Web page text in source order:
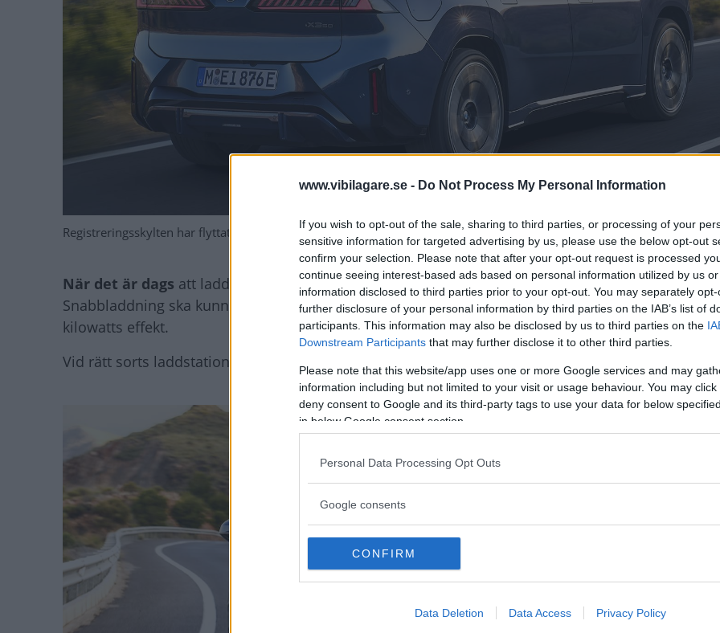
www.vibilagare.se - Do Not Process My Personal Information
If you wish to opt-out of the sale, sharing to third parties, or processing of your
sensitive information for targeted advertising by us, please use the below opt-out
confirm your selection. Please note that after your opt-out request is processed
continue seeing interest-based ads based on personal information utilized by us
information disclosed to third parties prior to your opt-out. You may separately
further disclosure of your personal information by third parties on the IAB’s list of
participants. This information may also be disclosed by us to third parties on the
Downstream Participants that may further disclose it to other third parties.
Please note that this website/app uses one or more Google services and may
information including but not limited to your visit or usage behaviour. You may
deny consent to Google and its third-party tags to use your data for below
in below Google consent section.
Personal Data Processing Opt Outs
Google consents
CONFIRM
Data Deletion Data Access Privacy Policy
Registreringsskylten har flyttats ned under bakluckan för att ge plats åt breda baklyktor.
När det är dags att ladda ska bilen känna av det och automatiskt knuffa upp laddluckan på
Snabbladdning ska kunna starta automatiskt om betalkortet är inlagt i förväg och kan ske med
kilowatts effekt.
Vid rätt sorts laddstation ska man kunna ladda för ytterligare 37 mils körning på tio minuter.